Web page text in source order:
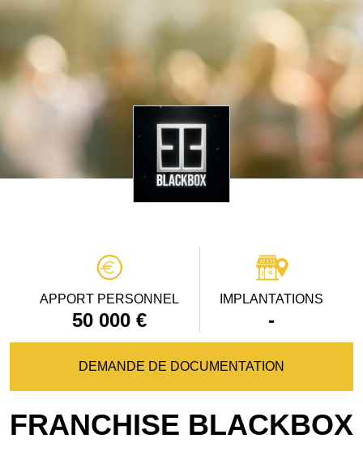
APPORT PERSONNEL
50 000 €
IMPLANTATIONS
-
DEMANDE DE DOCUMENTATION
FRANCHISE BLACKBOX